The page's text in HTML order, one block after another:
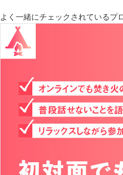
よく一緒にチェックされているプ